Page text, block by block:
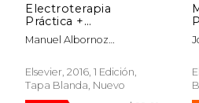
Electroterapia
Práctica +
Studentconsult en
Español
Manuel Albornoz
Martín,José Vicente Toledo
Marhuenda
Elsevier, 2016, 1 Edición,
Tapa Blanda, Nuevo